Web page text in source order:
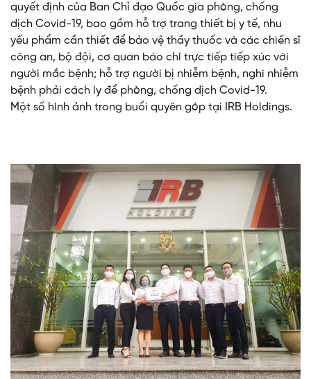
quyết định của Ban Chỉ đạo Quốc gia phòng, chống
dịch Covid-19, bao gồm hỗ trợ trang thiết bị y tế, nhu
yếu phẩm cần thiết để bảo vệ thầy thuốc và các chiến sĩ
công an, bộ đội, cơ quan báo chí trực tiếp tiếp xúc với
người mắc bệnh; hỗ trợ người bị nhiễm bệnh, nghi nhiễm
bệnh phải cách ly để phòng, chống dịch Covid-19.
Một số hình ảnh trong buổi quyên góp tại IRB Holdings.